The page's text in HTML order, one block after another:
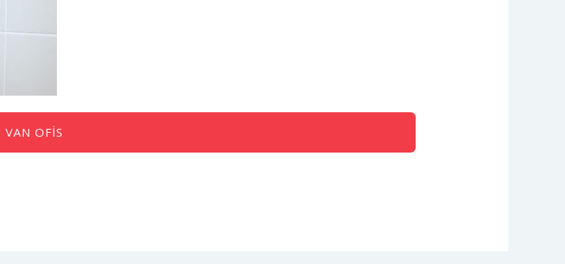
VAN OFIS